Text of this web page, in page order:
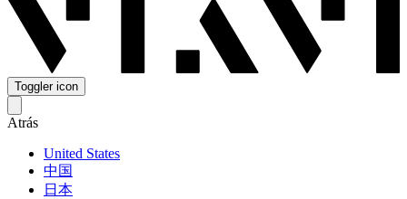
Toggler icon
Atrás
United States
中国
日本